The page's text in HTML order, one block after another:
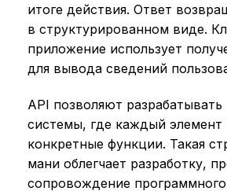
итоге действия. Ответ
в структурированном виде.
приложение использует
для вывода сведений
API позволяют
системы, где каждый элемент
конкретные функции. Такая
мани облегчает разработку,
сопровождение